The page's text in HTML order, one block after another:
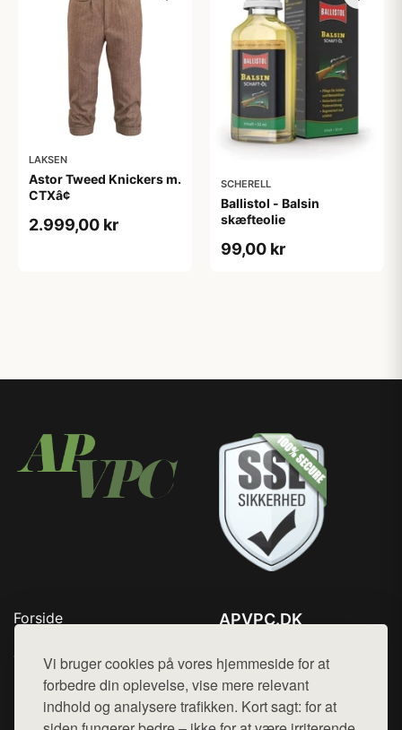
Vi bruger cookies på vores hjemmeside for at
forbedre din oplevelse, vise mere relevant
indhold og analysere trafikken. Kort sagt: for at
LAKSEN
Astor Tweed Knickers m.
CTXâ¢
2.999,00 kr
SCHERELL
Ballistol - Balsin
skæfteolie
99,00 kr
Forside
Top Rabatter
Blog
Kontakt
APVPC.DK
Mail: hej@want.dk
Cookie- og privatlivspolitik